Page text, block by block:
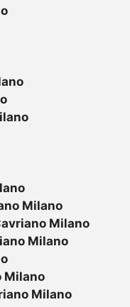
Milano
Milano
Milano
Milano
Milano